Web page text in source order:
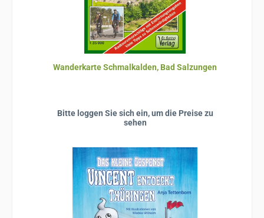
Wanderkarte Schmalkalden, Bad Salzungen
Bitte loggen Sie sich ein, um die Preise zu
sehen